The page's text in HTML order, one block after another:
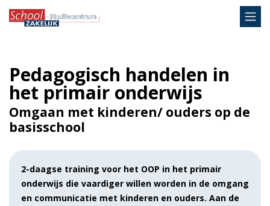
Pedagogisch handelen in
het primair onderwijs
Omgaan met kinderen/ ouders op de
basisschool
2-daagse training voor het OOP in het primair
onderwijs die vaardiger willen worden in de omgang
en communicatie met kinderen en ouders. Aan de